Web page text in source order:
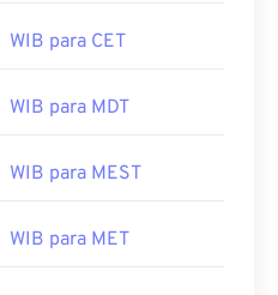
WIB para CET
WIB para MDT
WIB para MEST
WIB para MET